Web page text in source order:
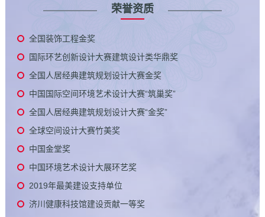
荣誉资质
全国装饰工程金奖
国际环艺创新设计大赛建筑设计类华鼎奖
全国人居经典建筑规划设计大赛金奖
中国国际空间环境艺术设计大赛“筑巢奖”
全国人居经典建筑规划设计大赛“金奖”
全球空间设计大赛竹美奖
中国金堂奖
中国环境艺术设计大展环艺奖
2019年最美建设支持单位
济川健康科技馆建设贡献一等奖